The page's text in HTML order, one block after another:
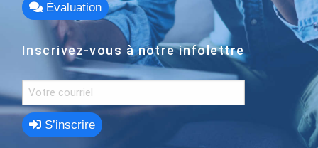
Évaluation
Inscrivez-vous à notre infolettre
S’inscrire